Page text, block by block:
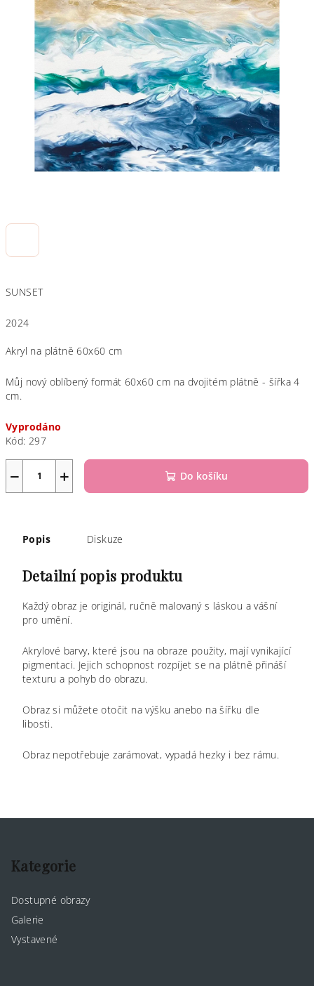
SUNSET
2024
Akryl na plátně 60x60 cm
Můj nový oblíbený formát 60x60 cm na dvojitém plátně - šířka 4
cm.
Vyprodáno
Kód: 297
+
− Do košíku
Popis Diskuze
Detailní popis produktu
Každý obraz je originál, ručně malovaný s láskou a vášní
pro umění.
Akrylové barvy, které jsou na obraze použity, mají vynikající
pigmentaci. Jejich schopnost rozpíjet se na plátně přináší
texturu a pohyb do obrazu.
Obraz si můžete otočit na výšku anebo na šířku dle
libosti.
Obraz nepotřebuje zarámovat, vypadá hezky i bez rámu.
Kategorie
Dostupné obrazy
Galerie
Vystavené